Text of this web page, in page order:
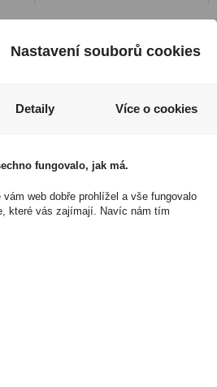
Mark Adams No.1 Red
Nastavení souborů cookies
Detaily Více o cookies
fungovalo, jak má.
web dobře prohlížel a vše fungovalo
které vás zajímají. Navíc nám tím